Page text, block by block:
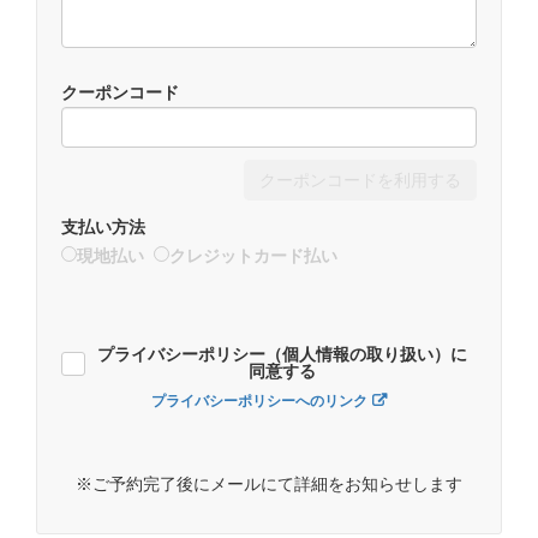
クーポンコード
支払い方法
現地払い
クレジットカード払い
プライバシーポリシー（個人情報の取り扱い）に
同意する
プライバシーポリシーへのリンク
※ご予約完了後にメールにて詳細をお知らせします